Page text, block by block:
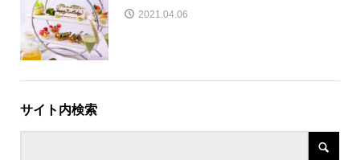
2021.04.06
サイト内検索